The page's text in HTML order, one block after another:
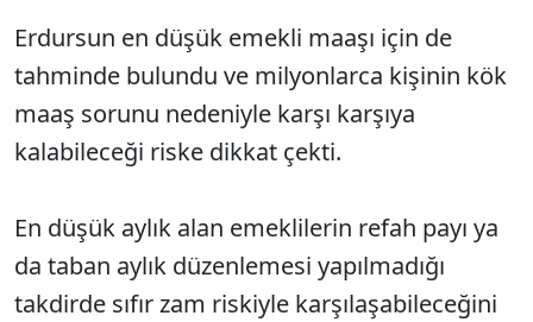
Erdursun en düşük emekli maaşı için de
tahminde bulundu ve milyonlarca kişinin kök
maaş sorunu nedeniyle karşı karşıya
kalabileceği riske dikkat çekti.
En düşük aylık alan emeklilerin refah payı ya
da taban aylık düzenlemesi yapılmadığı
takdirde sıfır zam riskiyle karşılaşabileceğini